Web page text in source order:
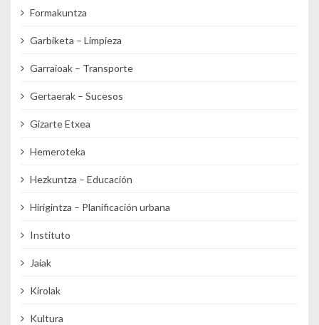
Formakuntza
Garbiketa – Limpieza
Garraioak – Transporte
Gertaerak – Sucesos
Gizarte Etxea
Hemeroteka
Hezkuntza – Educación
Hirigintza – Planificación urbana
Instituto
Jaiak
Kirolak
Kultura